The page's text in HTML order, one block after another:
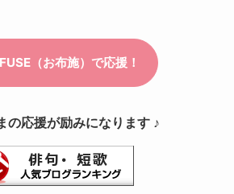
の応援が励みになります ♪